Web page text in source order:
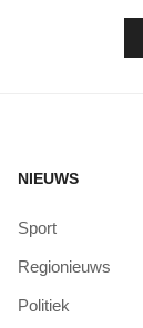
NIEUWS
Sport
Regionieuws
Politiek